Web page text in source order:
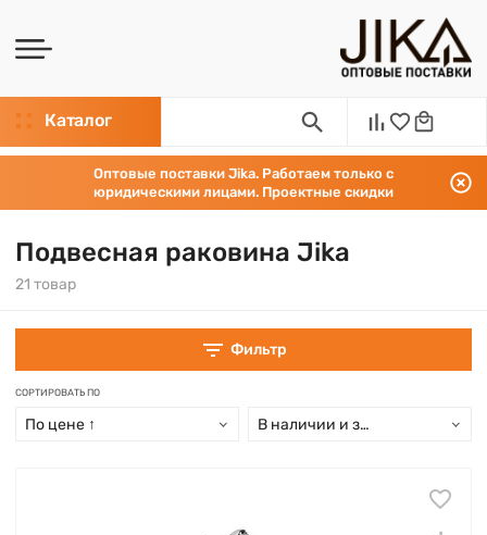
Каталог
Оптовые поставки Jika. Работаем только с
юридическими лицами. Проектные скидки
Подвесная раковина Jika
21 товар
Фильтр
СОРТИРОВАТЬ ПО
По цене ↑ В наличии и заказ свыше 15 дн